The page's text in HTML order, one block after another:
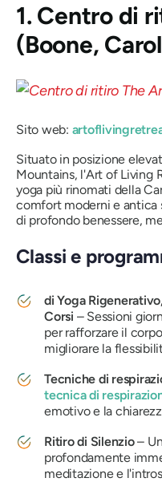
1. Centro di
(Boone,
Sito web:
Situato in posizione
Mountains, l'Art of Living
yoga più rinomati della
comfort moderni e antica
di profondo benessere,
Classi e
di Yoga
Corsi – Sessioni
per rafforzare il
migliorare la
Tecniche di
tecnica di
emotivo e la
Ritiro di Silenzio–
profondamente
meditazione e